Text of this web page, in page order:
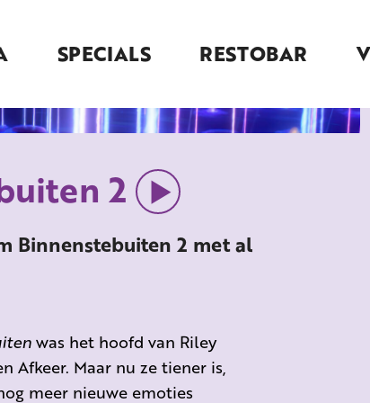
SPECIALS RESTOBAR
2
Binnenstebuiten 2 met al
was het hoofd van Riley
Afkeer. Maar nu ze tiener is,
meer nieuwe emoties